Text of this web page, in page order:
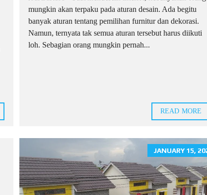
mungkin akan terpaku pada aturan desain. Ada begitu
banyak aturan tentang pemilihan furnitur dan dekorasi.
Namun, ternyata tak semua aturan tersebut harus diikuti
loh. Sebagian orang mungkin pernah...
READ MORE
JANUARY 15,